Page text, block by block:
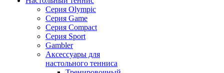
Серия Olympic
Серия Game
Серия Compact
Серия Sport
Gambler
Аксессуары для
настольного тенниса